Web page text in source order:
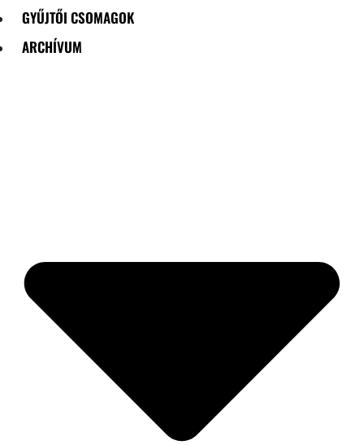
GYŰJTŐI CSOMAGOK
ARCHÍVUM